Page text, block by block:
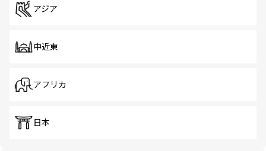
アジア
中近東
アフリカ
日本